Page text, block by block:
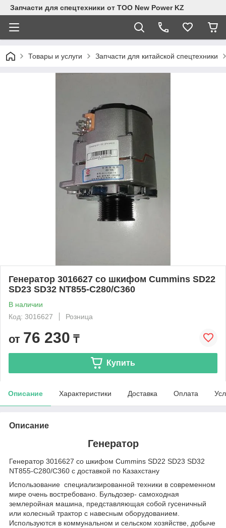
Запчасти для спецтехники от ТОО New Power KZ
Товары и услуги Запчасти для китайской спецтехники
Генератор 3016627 со шкифом Cummins SD22
SD23 SD32 NT855-C280/C360
В наличии
Код: 3016627
Розница
от 76 230 ₸
Купить
Описание Характеристики Доставка Оплата
Описание
Генератор
Генератор 3016627 со шкифом Cummins SD22 SD23 SD32
NT855-C280/C360 с доставкой по Казахстану
Использование специализированной техники в современном
мире очень востребовано. Бульдозер- самоходная
землеройная машина, представляющая собой гусеничный
или колесный трактор с навесным оборудованием.
Используются в коммунальном и сельском хозяйстве, добыче